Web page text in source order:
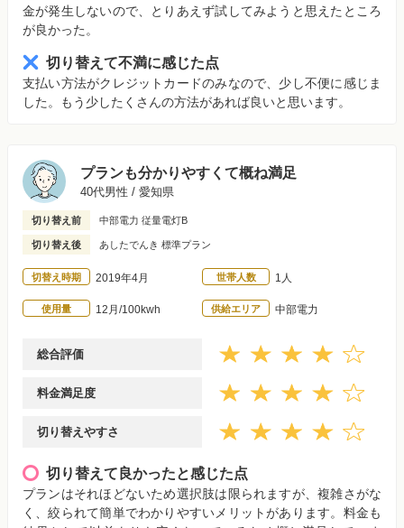
金が発生しないので、とりあえず試してみようと思えたところ
が良かった。
切り替えて不満に感じた点
支払い方法がクレジットカードのみなので、少し不便に感じま
した。もう少したくさんの方法があれば良いと思います。
プランも分かりやすくて概ね満足
40代男性 / 愛知県
切り替え前 中部電力 従量電灯B
切り替え後 あしたでんき 標準プラン
切替え時期 2019年4月 世帯人数 1人
使用量 12月/100kwh 供給エリア 中部電力
総合評価
料金満足度
切り替えやすさ
切り替えて良かったと感じた点
プランはそれほどないため選択肢は限られますが、複雑さがな
く、絞られて簡単でわかりやすいメリットがあります。料金も